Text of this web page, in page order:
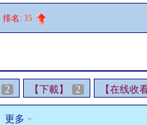
排名: 35
2 【下載】 2 【在线收
更多